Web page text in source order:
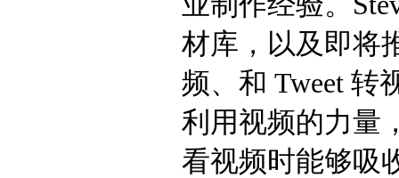
材库，以及即将
频、和 Tweet 转
利用视频的力量
看视频时能够吸